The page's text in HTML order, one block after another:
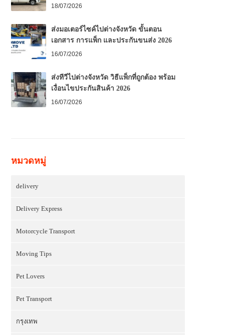
18/07/2026
ส่งมอเตอร์ไซค์ไปต่างจังหวัด ขั้นตอน
เอกสาร การแพ็ก และประกันขนส่ง 2026
16/07/2026
ส่งทีวีไปต่างจังหวัด วิธีแพ็กที่ถูกต้อง พร้อม
เงื่อนไขประกันสินค้า 2026
16/07/2026
หมวดหมู่
delivery
Delivery Express
Motorcycle Transport
Moving Tips
Pet Lovers
Pet Transport
กรุงเทพ